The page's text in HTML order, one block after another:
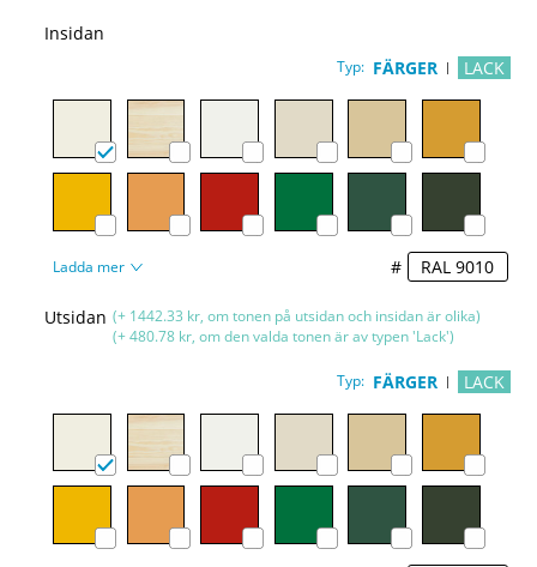
Insidan
Typ: FÄRGER LACK
Ladda mer #
Utsidan (+ 1442.33 kr, om tonen på utsidan och insidan är olika)
(+ 480.78 kr, om den valda tonen är av typen 'Lack')
Typ: FÄRGER LACK